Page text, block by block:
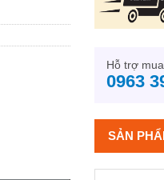
Hỗ trợ
0963
SẢN